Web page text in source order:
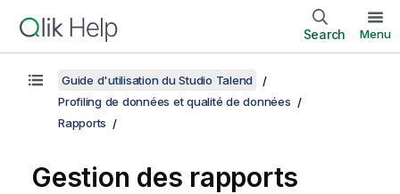
Search Menu
Guide d'utilisation du Studio Talend
Profiling de données et qualité de données
Rapports
Gestion des rapports